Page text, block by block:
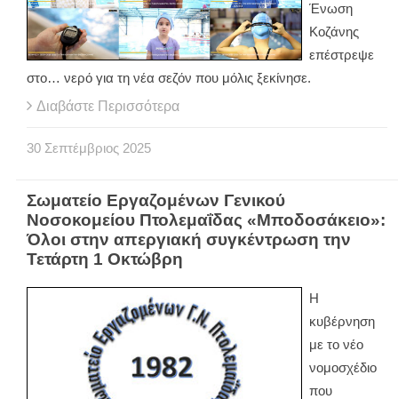
Ένωση
Κοζάνης
επέστρεψε
στο… νερό για τη νέα σεζόν που μόλις ξεκίνησε.
Διαβάστε Περισσότερα
30 Σεπτέμβριος 2025
Σωματείο Εργαζομένων Γενικού
Νοσοκομείου Πτολεμαΐδας «Μποδοσάκειο»:
Όλοι στην απεργιακή συγκέντρωση την
Τετάρτη 1 Οκτώβρη
Η
κυβέρνηση
με το νέο
νομοσχέδιο
που